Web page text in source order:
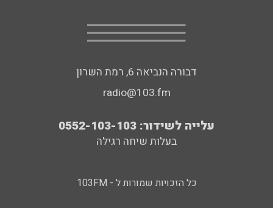
דבורה הנביאה 6, רמת השרון
radio@103.fm
עלייה לשידור: 0552-103-103
בעלות שיחה רגילה
כל הזכויות שמורות ל - 103FM